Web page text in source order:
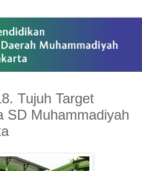
Tujuh Target
SD Muhammadiyah